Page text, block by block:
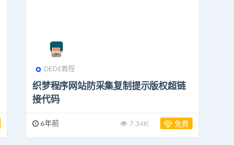
DEDE教程
织梦程序网站防采集复制提示版权超链
接代码
6年前 7.34K 免费